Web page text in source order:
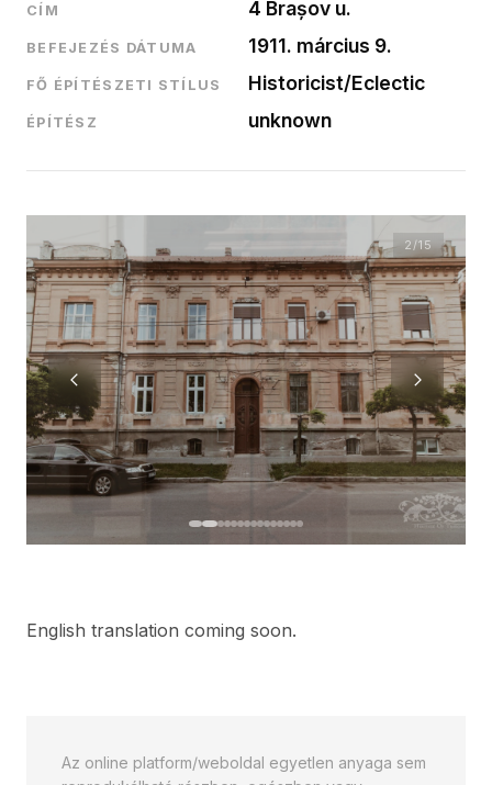
CÍM 4 Brașov u.
BEFEJEZÉS DÁTUMA 1911. március 9.
FŐ ÉPÍTÉSZETI STÍLUS Historicist/Eclectic
ÉPÍTÉSZ unknown
2 /15
English translation coming soon.
Az online platform/weboldal egyetlen anyaga sem